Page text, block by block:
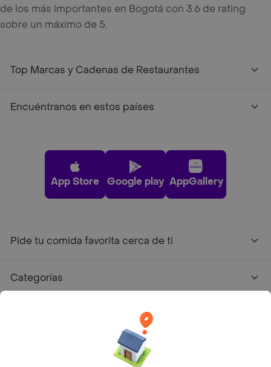
de los más importantes en Bogotá con 3.6 de rating
sobre un máximo de 5.
Top Marcas y Cadenas de Restaurantes
Encuéntranos en estos países
App Store Google play AppGallery
Pide tu comida favorita cerca de ti
Categorías